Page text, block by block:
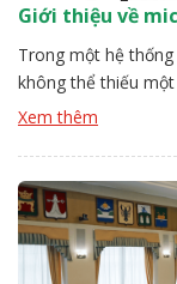
Giới thiệu về
Trong một hệ
không thể thiếu
Vậy vai trò của
Cùng Lạc Việt
Xem thêm